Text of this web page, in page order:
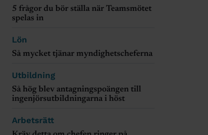
5 frågor du bör ställa när Teamsmötet
spelas in
Lön
Så mycket tjänar myndighetscheferna
Utbildning
Så hög blev antagningspoängen till
ingenjörsutbildningarna i höst
Arbetsrätt